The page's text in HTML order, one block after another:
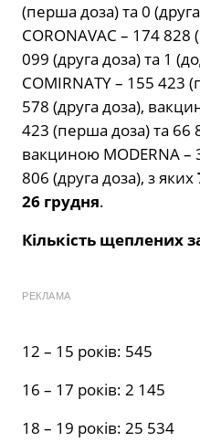
(перша доза) та 0
CORONAVAC – 174 828
099 (друга доза) та 1
COMIRNATY – 155 423
578 (друга доза),
423 (перша доза) та 66
вакциною MODERNA –
806 (друга доза), з яких
26 грудня.
Кількість щеплених
РЕКЛАМА
12 – 15 років: 545
16 – 17 років: 2 145
18 – 19 років: 25 534